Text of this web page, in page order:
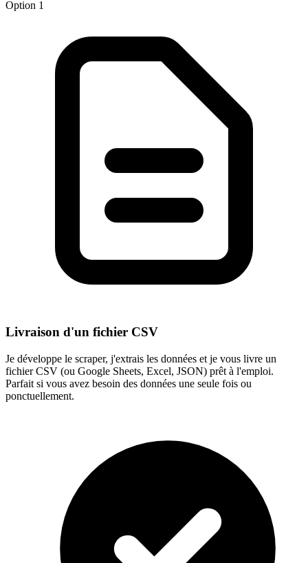
Option 1
Livraison d'un fichier CSV
Je développe le scraper, j'extrais les données et je vous livre un
fichier CSV (ou Google Sheets, Excel, JSON) prêt à l'emploi.
Parfait si vous avez besoin des données une seule fois ou
ponctuellement.